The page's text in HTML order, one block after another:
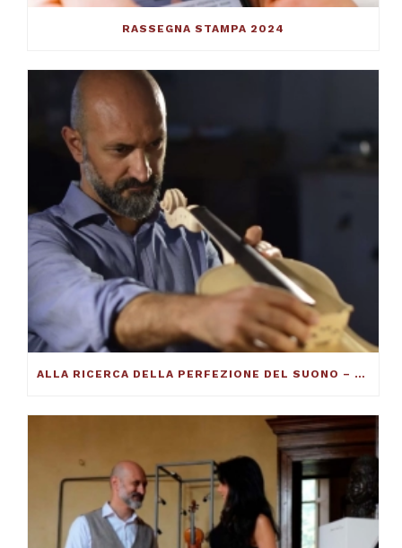
RASSEGNA STAMPA 2024
ALLA RICERCA DELLA PERFEZIONE DEL SUONO – FRANCESCO TOTO VIOLINMAKER – ARTICOLO SU THE DUCKER MAGAZINE